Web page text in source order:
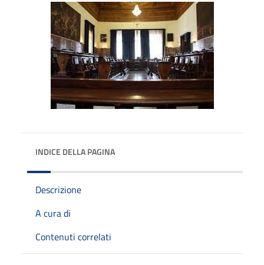
INDICE DELLA PAGINA
Descrizione
A cura di
Contenuti correlati